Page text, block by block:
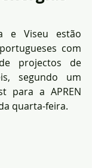
e Viseu estão
com
projectos de
segundo um
para a APREN
quarta-feira.